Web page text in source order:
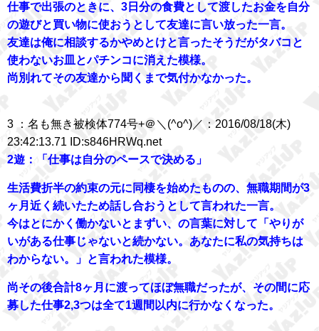
仕事で出張のときに、3日分の食費として渡したお金を自分
の遊びと買い物に使おうとして友達に言い放った一言。
友達は俺に相談するかやめとけと言ったそうだがタバコと
使わないお皿とパチンコに消えた模様。
尚別れてその友達から聞くまで気付かなかった。
3 ：名も無き被検体774号+＠＼(^o^)／：2016/08/18(木)
23:42:13.71 ID:s846HRWq.net
2遊：「仕事は自分のペースで決める」
生活費折半の約束の元に同棲を始めたものの、無職期間が3
ヶ月近く続いたため話し合おうとして言われた一言。
今はとにかく働かないとまずい、の言葉に対して「やりが
いがある仕事じゃないと続かない。あなたに私の気持ちは
わからない。」と言われた模様。
尚その後合計8ヶ月に渡ってほぼ無職だったが、その間に応
募した仕事2,3つは全て1週間以内に行かなくなった。